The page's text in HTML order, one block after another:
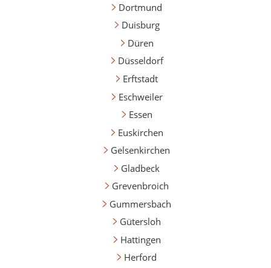
Dortmund
Duisburg
Düren
Düsseldorf
Erftstadt
Eschweiler
Essen
Euskirchen
Gelsenkirchen
Gladbeck
Grevenbroich
Gummersbach
Gütersloh
Hattingen
Herford